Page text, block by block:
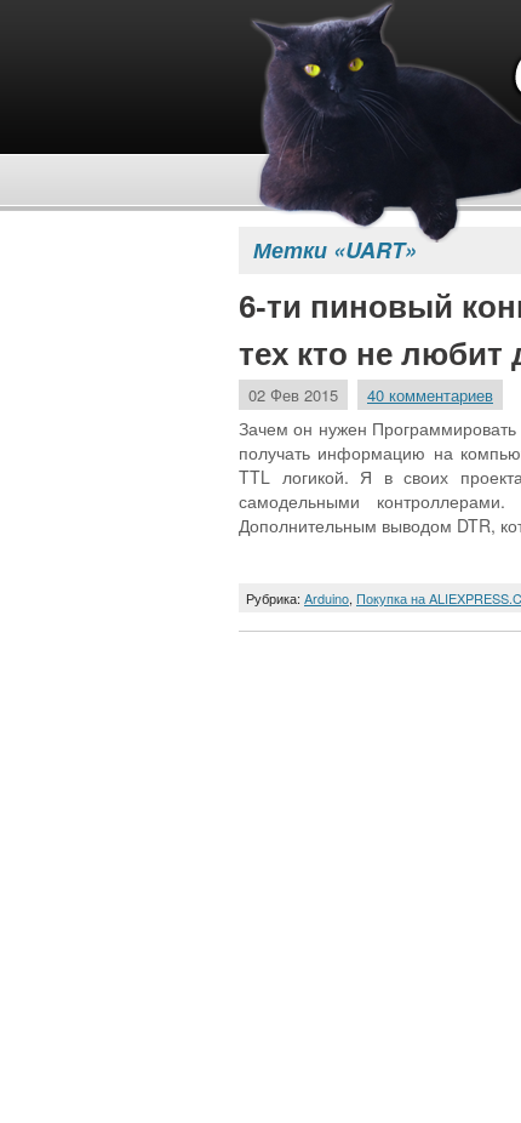
Метки «UART»
6-ти пиновый
тех кто не любит
02 Фев 2015 40 комментариев
Зачем он нужен
получать информацию на
TTL логикой. Я в своих
самодельными
Дополнительным выводом DTR,
Рубрика: Arduino, Покупка на